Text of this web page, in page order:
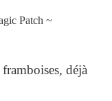
Patch ~
déjà